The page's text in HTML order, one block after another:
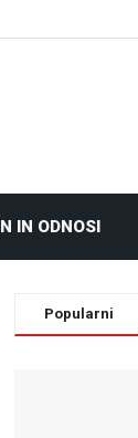
IN ODNOSI
Popularni